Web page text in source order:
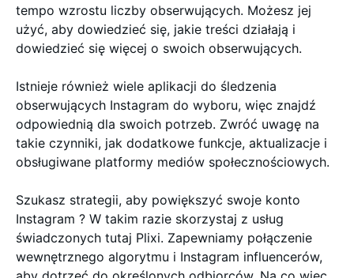
tempo wzrostu liczby obserwujących. Możesz jej
użyć, aby dowiedzieć się, jakie treści działają i
dowiedzieć się więcej o swoich obserwujących.
Istnieje również wiele aplikacji do śledzenia
obserwujących Instagram do wyboru, więc znajdź
odpowiednią dla swoich potrzeb. Zwróć uwagę na
takie czynniki, jak dodatkowe funkcje, aktualizacje i
obsługiwane platformy mediów społecznościowych.
Szukasz strategii, aby powiększyć swoje konto
Instagram ? W takim razie skorzystaj z usług
świadczonych tutaj Plixi. Zapewniamy połączenie
wewnętrznego algorytmu i Instagram influencerów,